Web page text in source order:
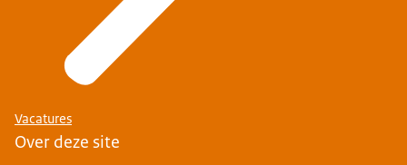
Vacatures
Over deze site